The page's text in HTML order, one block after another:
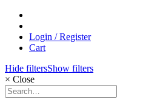
Login / Register
Cart
Hide filtersShow filters
× Close